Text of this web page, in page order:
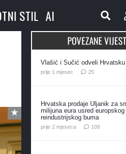
STIL AI
POVEZANE
Vlašić i Sučić odveli Hrvatsku
prije 1 mjesec 25komentara
Hrvatska prodaje Uljanik za
milijuna eura usred europskog
reindustrijskog buma
prije 2 mjeseca 109komentara